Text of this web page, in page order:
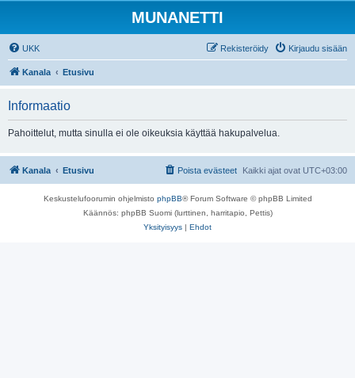
MUNANETTI
UKK Kirjaudu sisään
Rekisteröidy
Kanala Etusivu
Informaatio
Pahoittelut, mutta sinulla ei ole oikeuksia käyttää hakupalvelua.
Kanala Etusivu Kaikki ajat ovat UTC+03:00
Poista evästeet
Keskustelufoorumin ohjelmisto phpBB® Forum Software © phpBB Limited
Käännös: phpBB Suomi (lurttinen, harritapio, Pettis)
Yksityisyys | Ehdot